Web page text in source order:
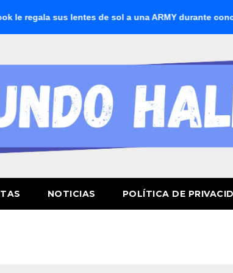
sus lentes de sol a una ARMY durante concierto
NOTICIAS POLÍTICA DE